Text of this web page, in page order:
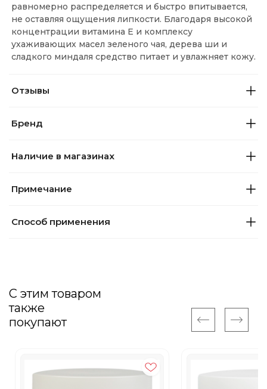
равномерно распределяется и быстро впитывается,
не оставляя ощущения липкости. Благодаря высокой
концентрации витамина Е и комплексу
ухаживающих масел зеленого чая, дерева ши и
сладкого миндаля средство питает и увлажняет кожу.
Отзывы
Бренд
Наличие в магазинах
Примечание
Способ применения
С этим товаром
также
покупают